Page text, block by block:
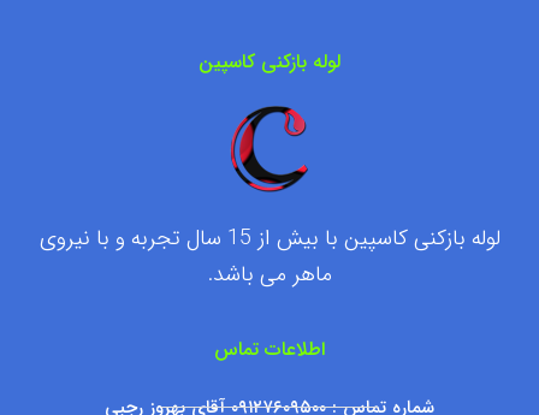
لوله بازکنی کاسپین
لوله بازکنی کاسپین با بیش از 15 سال تجربه و با نیروی
ماهر می باشد.
اطلاعات تماس
شماره تماس : ۰۹۱۲۷۶۰۹۵۰۰ آقای بهروز رجبی